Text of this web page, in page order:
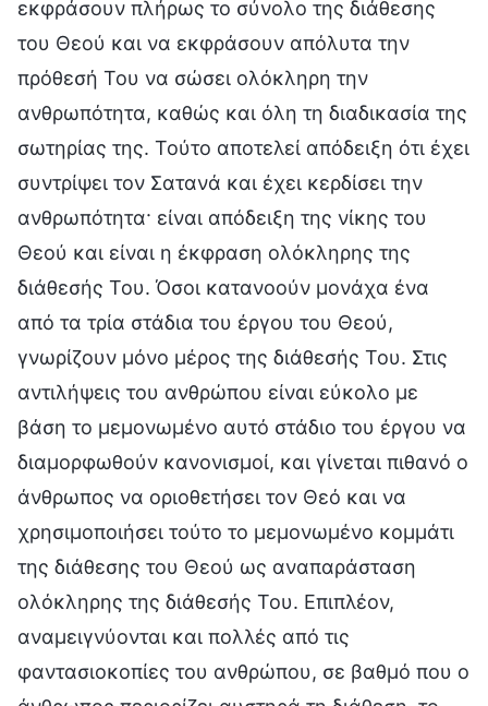
εκφράσουν πλήρως το σύνολο της διάθεσης
του Θεού και να εκφράσουν απόλυτα την
πρόθεσή Του να σώσει ολόκληρη την
ανθρωπότητα, καθώς και όλη τη διαδικασία της
σωτηρίας της. Τούτο αποτελεί απόδειξη ότι έχει
συντρίψει τον Σατανά και έχει κερδίσει την
ανθρωπότητα· είναι απόδειξη της νίκης του
Θεού και είναι η έκφραση ολόκληρης της
διάθεσής Του. Όσοι κατανοούν μονάχα ένα
από τα τρία στάδια του έργου του Θεού,
γνωρίζουν μόνο μέρος της διάθεσής Του. Στις
αντιλήψεις του ανθρώπου είναι εύκολο με
βάση το μεμονωμένο αυτό στάδιο του έργου να
διαμορφωθούν κανονισμοί, και γίνεται πιθανό ο
άνθρωπος να οριοθετήσει τον Θεό και να
χρησιμοποιήσει τούτο το μεμονωμένο κομμάτι
της διάθεσης του Θεού ως αναπαράσταση
ολόκληρης της διάθεσής Του. Επιπλέον,
αναμειγνύονται και πολλές από τις
φαντασιοκοπίες του ανθρώπου, σε βαθμό που ο